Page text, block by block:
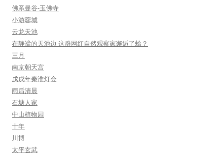
佛系曼谷-玉佛寺
小游蓉城
云龙天池
在静谧的天池边 这群网红自然观察家邂逅了蛤？
三月
南京朝天宫
戊戌年秦淮灯会
雨后清晨
石塘人家
中山植物园
十年
川博
太平玄武